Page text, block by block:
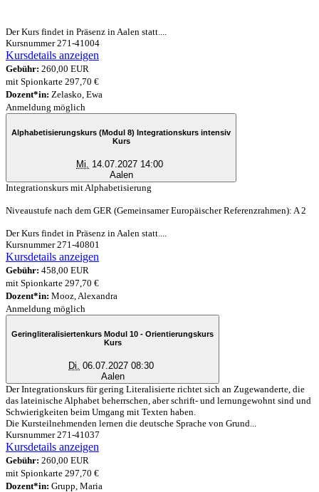
Der Kurs findet in Präsenz in Aalen statt....
Kursnummer 271-41004
Kursdetails anzeigen
Gebühr: 260,00 EUR
mit Spionkarte 297,70 €
Dozent*in: Zelasko, Ewa
Anmeldung möglich
Alphabetisierungskurs (Modul 8) Integrationskurs intensiv
Kurs
Mi.
14.07.2027 14:00
Aalen
Integrationskurs mit Alphabetisierung
Niveaustufe nach dem GER (Gemeinsamer Europäischer Referenzrahmen): A 2
Der Kurs findet in Präsenz in Aalen statt....
Kursnummer 271-40801
Kursdetails anzeigen
Gebühr: 458,00 EUR
mit Spionkarte 297,70 €
Dozent*in: Mooz, Alexandra
Anmeldung möglich
Geringliteralisiertenkurs Modul 10 - Orientierungskurs
Kurs
Di. 06.07.2027 08:30
Aalen
Der Integrationskurs für gering Literalisierte richtet sich an Zugewanderte, die
das lateinische Alphabet beherrschen, aber schrift- und lernungewohnt sind und
Schwierigkeiten beim Umgang mit Texten haben.
Die Kursteilnehmenden lernen die deutsche Sprache von Grund...
Kursnummer 271-41037
Kursdetails anzeigen
Gebühr: 260,00 EUR
mit Spionkarte 297,70 €
Dozent*in: Grupp, Maria